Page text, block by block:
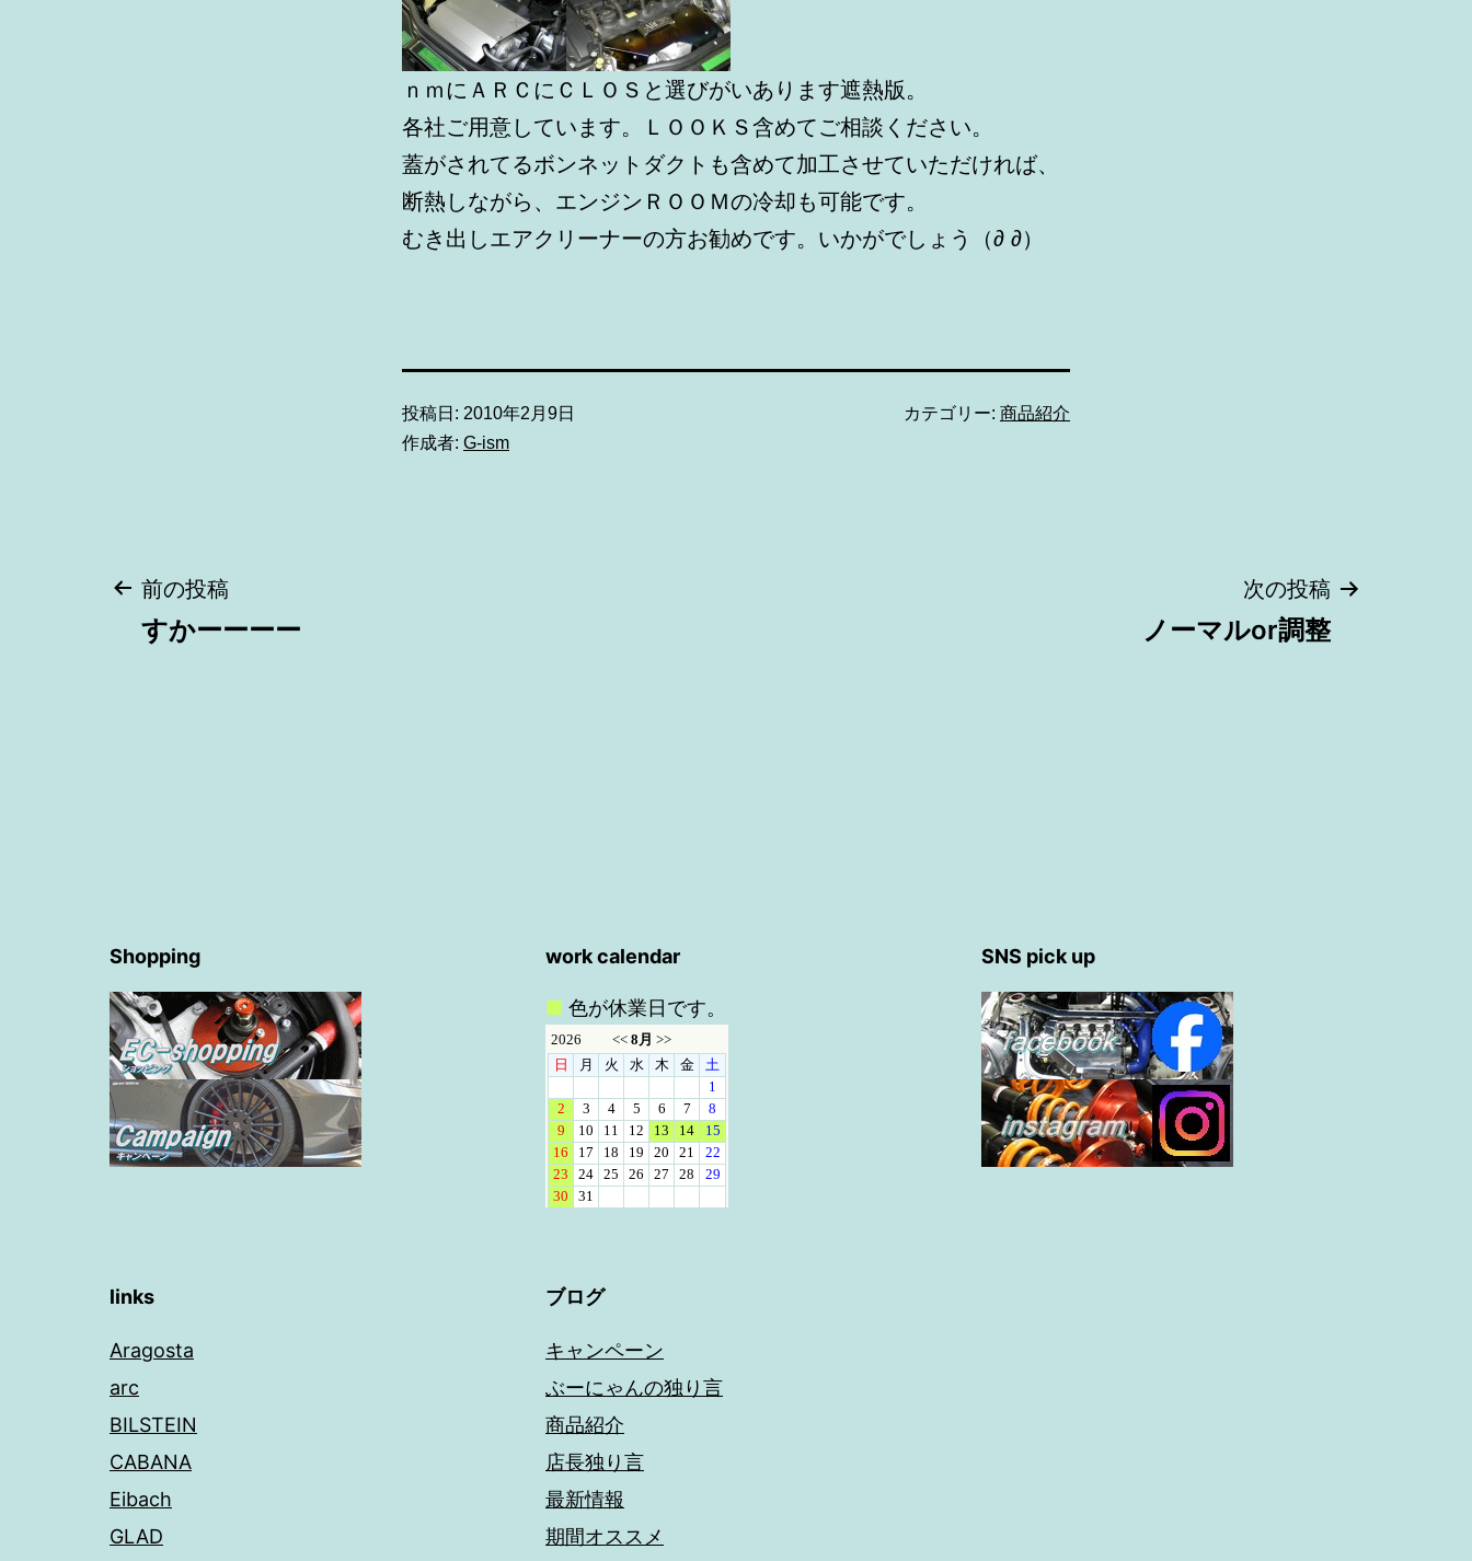
ｎｍにＡＲＣにＣＬＯＳと選びがいあります遮熱版。
各社ご用意しています。ＬＯＯＫＳ含めてご相談ください。
蓋がされてるボンネットダクトも含めて加工させていただければ、
断熱しながら、エンジンＲＯＯＭの冷却も可能です。
むき出しエアクリーナーの方お勧めです。いかがでしょう（∂ ∂）
投稿日: 2010年2月9日
作成者: G-ism
カテゴリー: 商品紹介
投
ー
シ
ョ
ン
前の投稿
すかーーーー
次の投稿
ノーマルor調整
Shopping work calendar
■ 色が休業日です。
SNS pick up
links
Aragosta
arc
BILSTEIN
CABANA
Eibach
GLAD
ブログ
キャンペーン
ぶーにゃんの独り言
商品紹介
店長独り言
最新情報
期間オススメ